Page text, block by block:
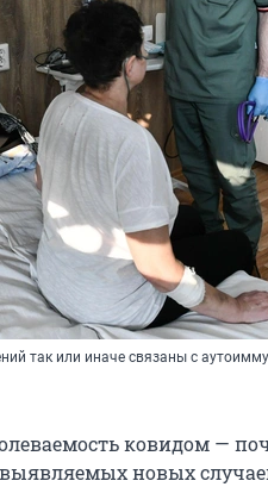
так или иначе связаны с
ковидом —
новых